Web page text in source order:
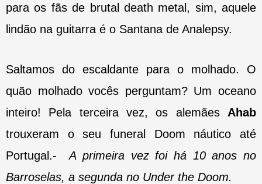
para os fãs de brutal death metal, sim, aquele
lindão na guitarra é o Santana de Analepsy.
Saltamos do escaldante para o molhado. O
quão molhado vocês perguntam? Um oceano
inteiro! Pela terceira vez, os alemães Ahab
trouxeram o seu funeral Doom náutico até
Portugal.-A primeira vez foi há 10 anos no
Barroselas, a segunda no Under the Doom.